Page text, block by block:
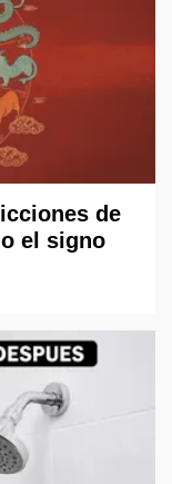
de
el signo